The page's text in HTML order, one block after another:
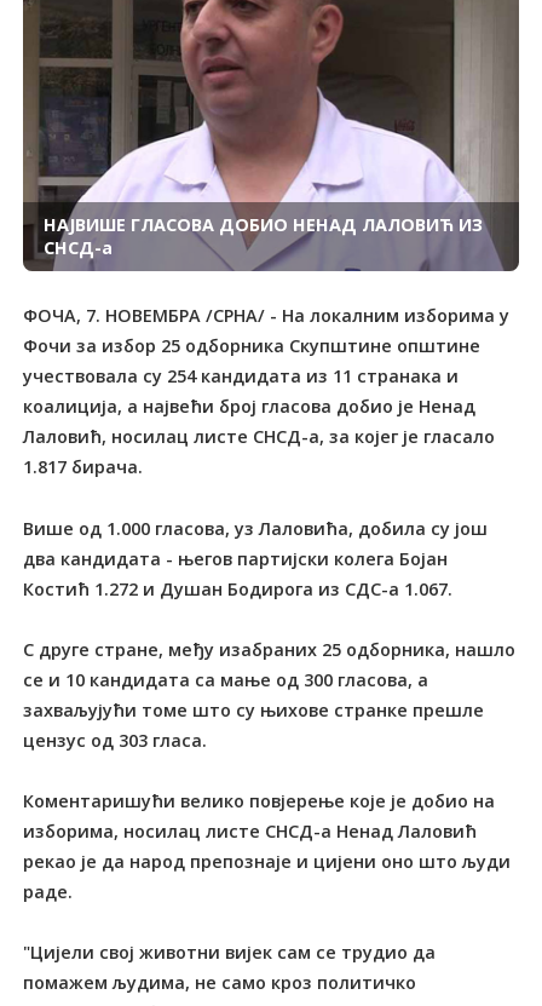
НАЈВИШЕ ГЛАСОВА ДОБИО НЕНАД ЛАЛОВИЋ ИЗ
СНСД-а
ФОЧА, 7. НОВЕМБРА /СРНА/ - На локалним изборима у
Фочи за избор 25 одборника Скупштине општине
учествовала су 254 кандидата из 11 странака и
коалиција, а највећи број гласова добио је Ненад
Лаловић, носилац листе СНСД-а, за којег је гласало
1.817 бирача.
Више од 1.000 гласова, уз Лаловића, добила су још
два кандидата - његов партијски колега Бојан
Костић 1.272 и Душан Бодирога из СДС-а 1.067.
С друге стране, међу изабраних 25 одборника, нашло
се и 10 кандидата са мање од 300 гласова, а
захваљујући томе што су њихове странке прешле
цензус од 303 гласа.
Коментаришући велико повјерење које је добио на
изборима, носилац листе СНСД-а Ненад Лаловић
рекао је да народ препознаје и цијени оно што људи
раде.
"Цијели свој животни вијек сам се трудио да
помажем људима, не само кроз политичко